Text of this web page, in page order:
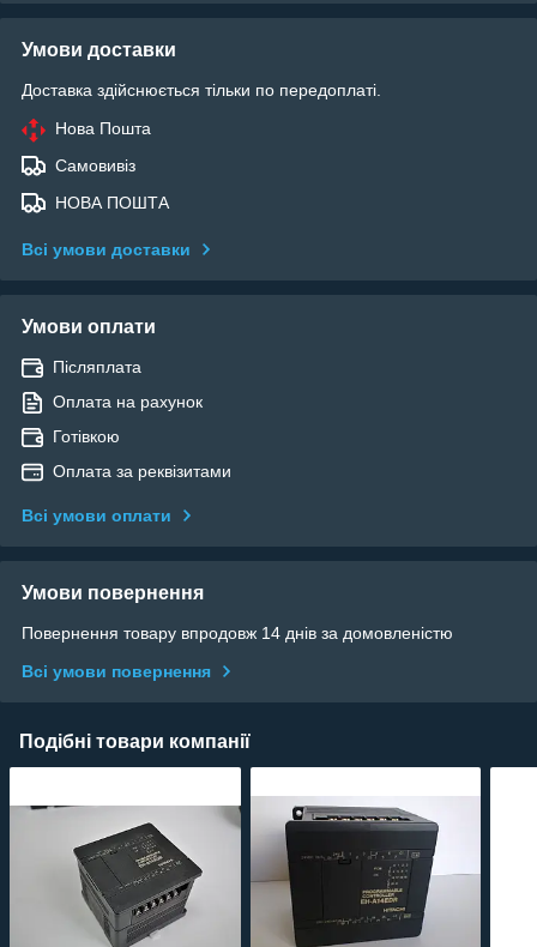
Умови доставки
Доставка здійснюється тільки по передоплаті.
Нова Пошта
Самовивіз
НОВА ПОШТА
Всі умови доставки
Умови оплати
Післяплата
Оплата на рахунок
Готівкою
Оплата за реквізитами
Всі умови оплати
Умови повернення
Повернення товару впродовж 14 днів за домовленістю
Всі умови повернення
Подібні товари компанії